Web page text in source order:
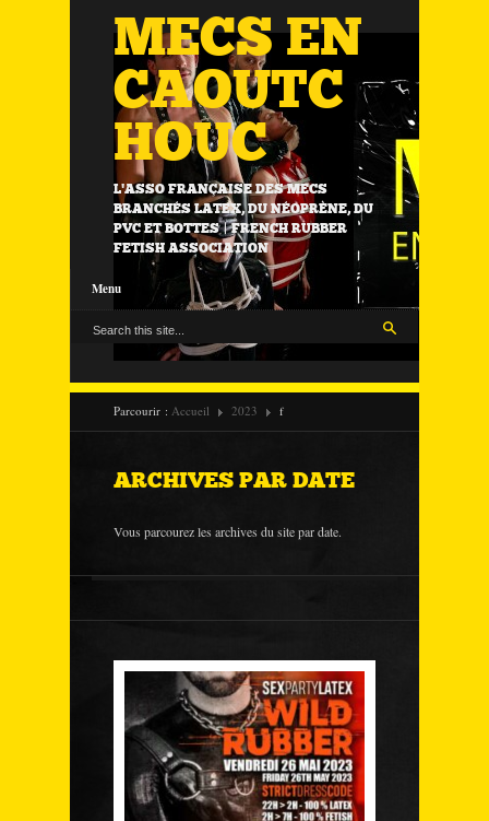
MECS EN
CAOUTC
HOUC
L'ASSO FRANÇAISE DES MECS
BRANCHÉS LATEX, DU NÉOPRÈNE, DU
PVC ET BOTTES | FRENCH RUBBER
FETISH ASSOCIATION
Menu
Parcourir : Accueil 2023 f
ARCHIVES PAR DATE
Vous parcourez les archives du site par date.